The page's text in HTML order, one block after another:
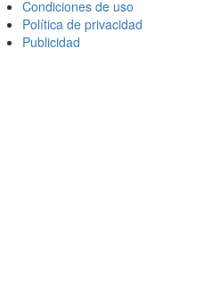
Condiciones de uso
Política de privacidad
Publicidad